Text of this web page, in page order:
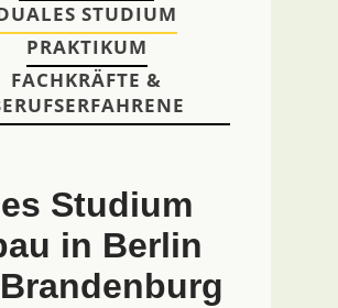
STUDIUM
PRAKTIKUM
FACHKRÄFTE &
Studium
in Berlin